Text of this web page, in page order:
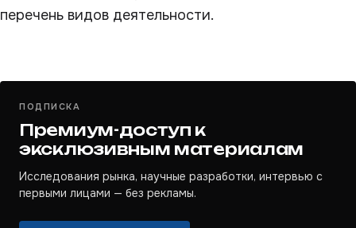
перечень видов деятельности.
ПОДПИСКА
Премиум-доступ к
эксклюзивным материалам
Исследования рынка, научные разработки, интервью с
первыми лицами — без рекламы.